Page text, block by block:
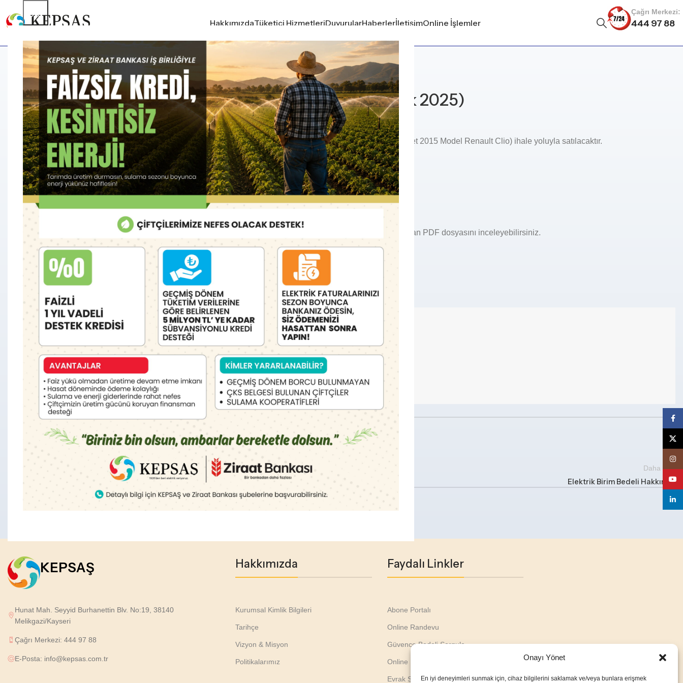
Onayı Yönet
En iyi deneyimleri sunmak için, cihaz bilgilerini saklamak ve/veya bunlara erişmek
HakkımızdaTüketici HizmetleriDuyurularHaberlerİletişimOnline İşlemler
Çağrı Merkezi:
444 97 88
GENEL
Araç Satış İhalesi (26 Aralık 2025)
Tarafından gönderildi KEPSAŞ
Kayseri Elektrik Perakende Satış A.Ş. bünyesindeki 3 adet binek araç (1 adet 2023 Model Skoda Superb ve 2 adet 2015 Model Renault Clio) ihale yoluyla satılacaktır.
Tarih:26.12.2025 Cuma, Saat 10:00.
Şirket Toplantı Salonu (Melikgazi/KAYSERİ).
Kapalı zarf teklif ve ardından açık artırma.
İhale ve araçlarla ile ilgili ayrıntılı bilgi için (0352) 207 88 21 numaralı telefon hattımızı arayabilir ve sayfada bulunan PDF dosyasını inceleyebilirsiniz.
Arac_Satis_Duyuru İndir
Hakkında KEPSAŞ
KEPSAŞ
View all posts by KEPSAŞ
Daha eski
Elektrik Birim Bedeli Hakkında
KEPSAŞ
Hunat Mah. Seyyid Burhanettin Blv. No:19, 38140
Melikgazi/Kayseri
Çağrı Merkezi: 444 97 88
E-Posta: info@kepsas.com.tr
Hakkımızda
Kurumsal Kimlik Bilgileri
Tarihçe
Vizyon & Misyon
Politikalarımız
Faydalı Linkler
Abone Portalı
Online Randevu
Güvence Bedeli Sorgula
Online Başvurular
Evrak Sorgulama